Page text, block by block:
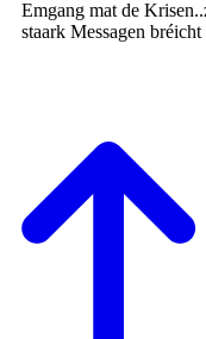
Emgang mat de
staark Messagen